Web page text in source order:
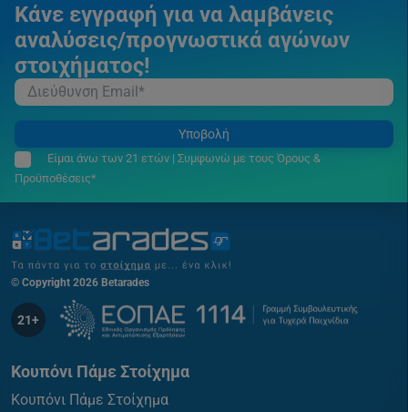
Κάνε εγγραφή για να λαμβάνεις
αναλύσεις/προγνωστικά αγώνων
στοιχήματος!
Υποβολή
Είμαι άνω των 21 ετών | Συμφωνώ με τους Όρους &
Προϋποθέσεις*
© Copyright 2026 Betarades
21+
Κουπόνι Πάμε Στοίχημα
Κουπόνι Πάμε Στοίχημα